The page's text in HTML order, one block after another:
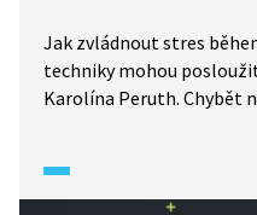
Jak zvládnout stres
techniky mohou
Karolína Peruth. Chybět